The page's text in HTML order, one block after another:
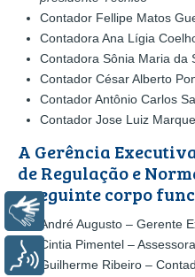
Contador Fellipe Matos
Contadora Ana Lígia
Contadora Sônia Maria da
Contador César Alberto
Contador Antônio Carlos
Contador Jose Luiz
A Gerência
de Regulação e
o seguinte corpo
André Augusto – Gerente
Cintia Pimentel –
Guilherme Ribeiro –